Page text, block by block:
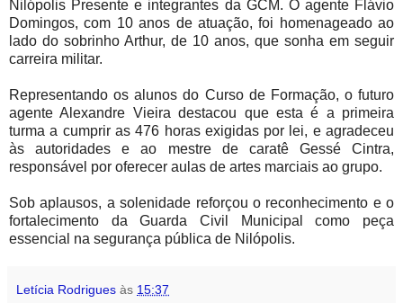
Nilópolis Presente e integrantes da GCM. O agente Flávio
Domingos, com 10 anos de atuação, foi homenageado ao
lado do sobrinho Arthur, de 10 anos, que sonha em seguir
carreira militar.
Representando os alunos do Curso de Formação, o futuro
agente Alexandre Vieira destacou que esta é a primeira
turma a cumprir as 476 horas exigidas por lei, e agradeceu
às autoridades e ao mestre de caratê Gessé Cintra,
responsável por oferecer aulas de artes marciais ao grupo.
Sob aplausos, a solenidade reforçou o reconhecimento e o
fortalecimento da Guarda Civil Municipal como peça
essencial na segurança pública de Nilópolis.
Letícia Rodrigues às 15:37